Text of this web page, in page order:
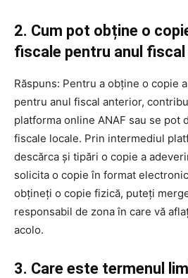
2. Cum pot obține o
fiscale pentru anul
Răspuns: Pentru a obține o copie
pentru anul fiscal anterior,
platforma online ANAF sau se pot
fiscale locale. Prin intermediul
descărca și tipări o copie a
solicita o copie în format
obțineți o copie fizică, puteți
responsabil de zona în care vă
acolo.
3. Care este termenul